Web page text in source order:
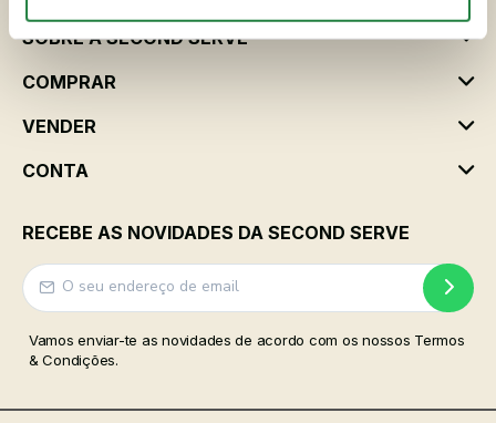
SOBRE A SECOND SERVE
COMPRAR
VENDER
CONTA
RECEBE AS NOVIDADES DA SECOND SERVE
Vamos enviar-te as novidades de acordo com os nossos Termos
& Condições.